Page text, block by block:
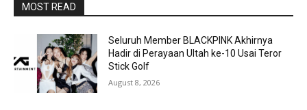
MOST READ
Seluruh Member BLACKPINK Akhirnya
Hadir di Perayaan Ultah ke-10 Usai Teror
Stick Golf
August 8, 2026